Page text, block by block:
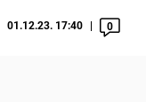
01.12.23. 17:40 0